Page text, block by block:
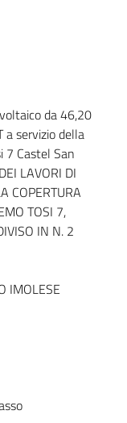
da 46,20
a servizio della
7 Castel San
LAVORI DI
COPERTURA
TOSI 7,
IN N. 2
IMOLESE